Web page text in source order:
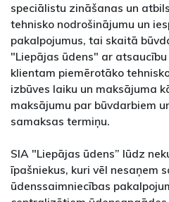
speciālistu zināšanas un
tehnisko nodrošinājumu un
pakalpojumus, tai skaitā
"Liepājas ūdens" ar
klientam piemērotāko
izbūves laiku un maksājuma
maksājumu par būvdarbiem
samaksas termiņu.
SIA "Liepājas ūdens” lūdz
īpašniekus, kuri vēl nesaņem
ūdenssaimniecības